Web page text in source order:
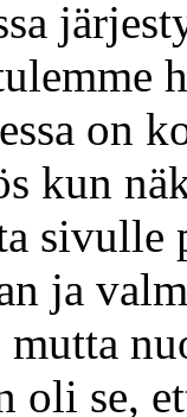
on
kun
sivulle
ja
mutta
oli se,